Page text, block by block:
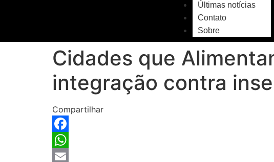
Últimas notícias
Contato
Sobre
Cidades que
integração contra
Compartilhar
Facebook
WhatsApp